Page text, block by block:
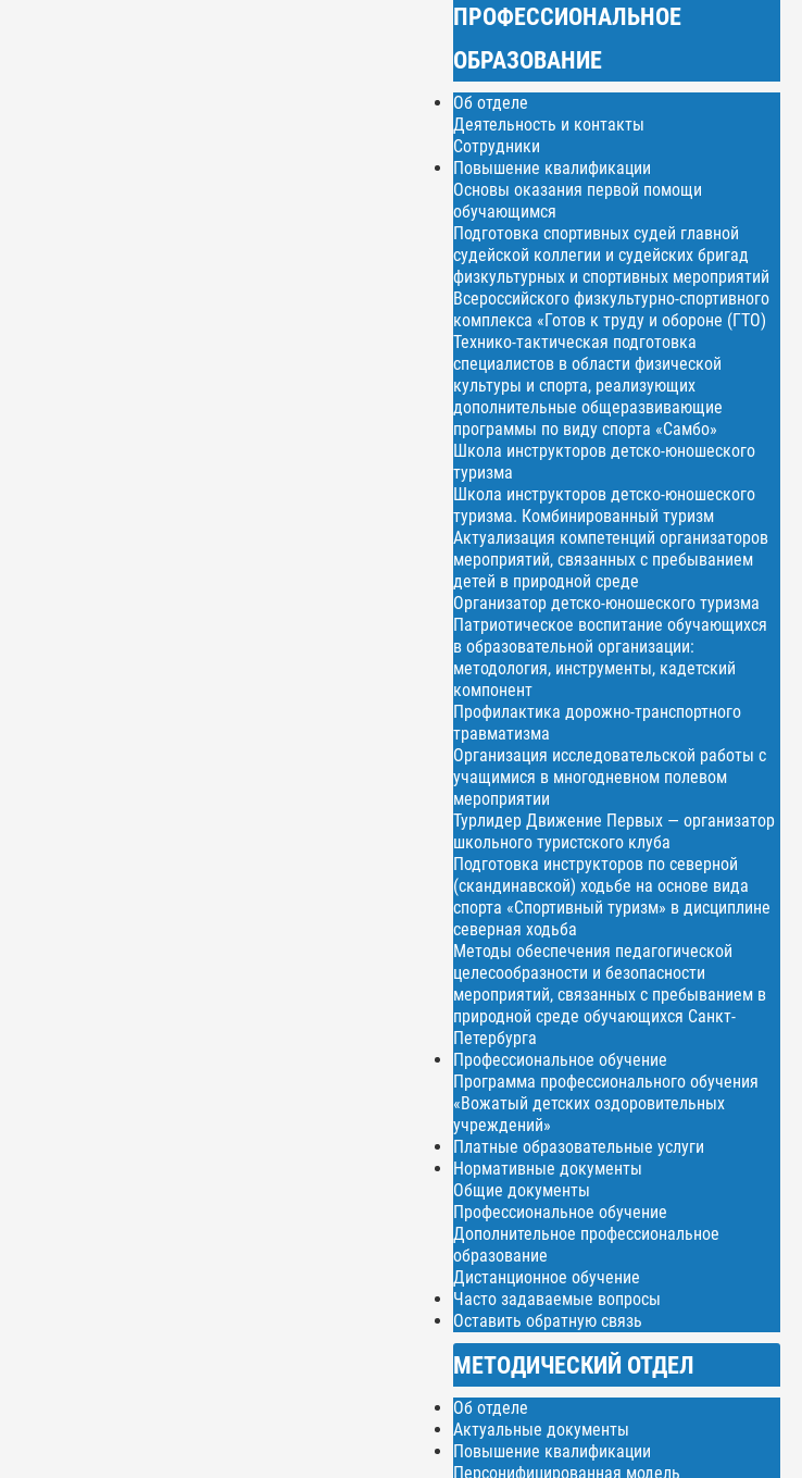
ПРОФЕССИОНАЛЬНОЕ
ОБРАЗОВАНИЕ
Об отделе
Деятельность и контакты
Сотрудники
Повышение квалификации
Основы оказания первой помощи
обучающимся
Подготовка спортивных судей главной
судейской коллегии и судейских бригад
физкультурных и спортивных мероприятий
Всероссийского физкультурно-спортивного
комплекса «Готов к труду и обороне (ГТО)
Технико-тактическая подготовка
специалистов в области физической
культуры и спорта, реализующих
дополнительные общеразвивающие
программы по виду спорта «Самбо»
Школа инструкторов детско-юношеского
туризма
Школа инструкторов детско-юношеского
туризма. Комбинированный туризм
Актуализация компетенций организаторов
мероприятий, связанных с пребыванием
детей в природной среде
Организатор детско-юношеского туризма
Патриотическое воспитание обучающихся
в образовательной организации:
методология, инструменты, кадетский
компонент
Профилактика дорожно-транспортного
травматизма
Организация исследовательской работы с
учащимися в многодневном полевом
мероприятии
Турлидер Движение Первых — организатор
школьного туристского клуба
Подготовка инструкторов по северной
(скандинавской) ходьбе на основе вида
спорта «Спортивный туризм» в дисциплине
северная ходьба
Методы обеспечения педагогической
целесообразности и безопасности
мероприятий, связанных с пребыванием в
природной среде обучающихся Санкт-
Петербурга
Профессиональное обучение
Программа профессионального обучения
«Вожатый детских оздоровительных
учреждений»
Платные образовательные услуги
Нормативные документы
Общие документы
Профессиональное обучение
Дополнительное профессиональное
образование
Дистанционное обучение
Часто задаваемые вопросы
Оставить обратную связь
МЕТОДИЧЕСКИЙ ОТДЕЛ
Об отделе
Актуальные документы
Повышение квалификации
Персонифицированная модель